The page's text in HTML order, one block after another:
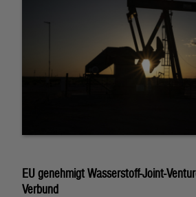
EU genehmigt Wasserstoff-Joint-
Verbund